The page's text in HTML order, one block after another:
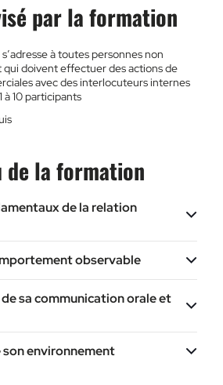
par la formation
à toutes personnes non
qui doivent effectuer des actions de
avec des interlocuteurs internes
à 10 participants
de la formation
de la relation
observable
sa communication orale et
environnement